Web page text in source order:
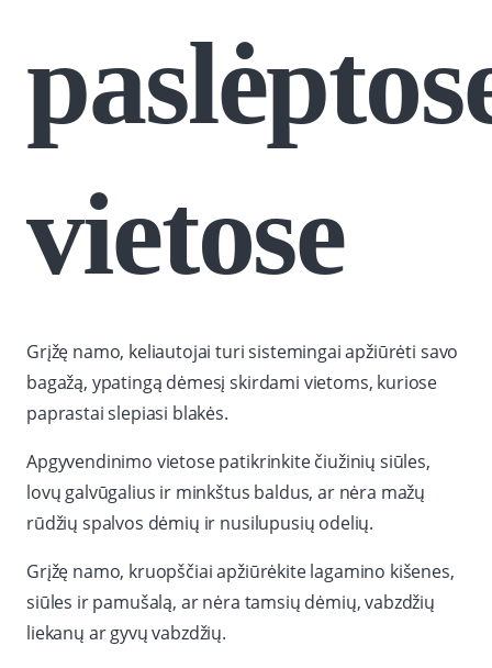
vietose
Grįžę namo, keliautojai turi sistemingai apžiūrėti savo
bagažą, ypatingą dėmesį skirdami vietoms, kuriose
paprastai slepiasi blakės.
Apgyvendinimo vietose patikrinkite čiužinių siūles,
lovų galvūgalius ir minkštus baldus, ar nėra mažų
rūdžių spalvos dėmių ir nusilupusių odelių.
Grįžę namo, kruopščiai apžiūrėkite lagamino kišenes,
siūles ir pamušalą, ar nėra tamsių dėmių, vabzdžių
liekanų ar gyvų vabzdžių.